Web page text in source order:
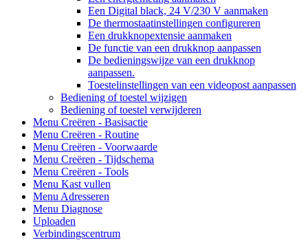
Een Digital black, 24 V/230 V aanmaken
De thermostaatinstellingen configureren
Een drukknopextensie aanmaken
De functie van een drukknop aanpassen
De bedieningswijze van een drukknop
aanpassen.
Toestelinstellingen van een videopost aanpassen
Bediening of toestel wijzigen
Bediening of toestel verwijderen
Menu Creëren - Basisactie
Menu Creëren - Routine
Menu Creëren - Voorwaarde
Menu Creëren - Tijdschema
Menu Creëren - Tools
Menu Kast vullen
Menu Adresseren
Menu Diagnose
Uploaden
Verbindingscentrum